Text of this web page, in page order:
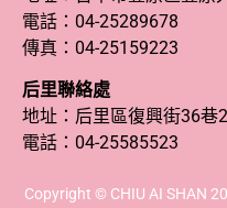
電話： 04-25289678
傳真：04-25159223
后里聯絡處
地址：后里區復興街36巷
電話： 04-25585523
Copyright © CHIU AI SHAN